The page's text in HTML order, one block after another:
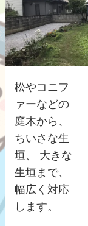
松やコニフ
ァーなどの
庭木から、
ちいさな生
垣、 大きな
生垣まで、
幅広く対応
します。